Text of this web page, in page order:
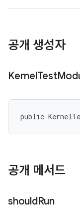
공개 생성자
KernelTest
public
공개 메서드
shouldRun